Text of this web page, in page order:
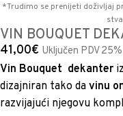
*Trudimo se prenijeti doživljaj
VIN BOUQUET
41,00€ Uključen PDV 25%
Vin Bouquet dekanter
dizajniran tako da vinu
razvijajući njegovu